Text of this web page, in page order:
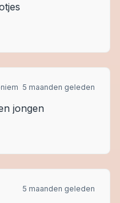
5 maanden geleden
jongen
5 maanden geleden